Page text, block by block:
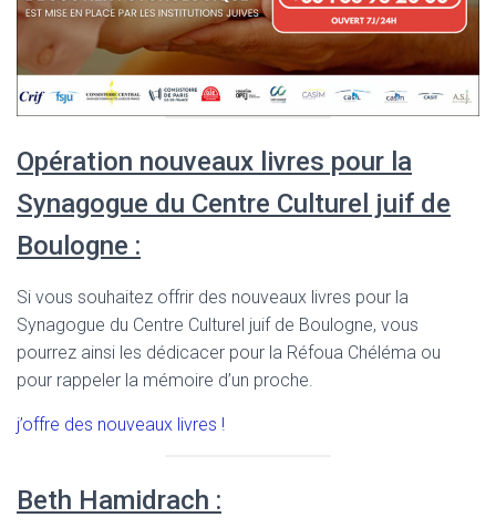
Opération nouveaux livres pour la
Synagogue du Centre Culturel juif de
Boulogne :
Si vous souhaitez offrir des nouveaux livres pour la
Synagogue du Centre Culturel juif de Boulogne, vous
pourrez ainsi les dédicacer pour la Réfoua Chéléma ou
pour rappeler la mémoire d’un proche.
j’offre des nouveaux livres !
Beth Hamidrach :